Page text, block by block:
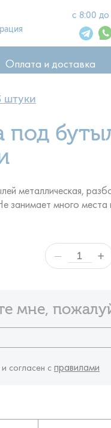
с 8:00 до
Оплата и доставка
штуки
под
металлическая,
занимает много места
— +
мне,
согласен c